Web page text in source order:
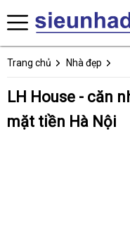
Trang chủ Nhà đẹp
LH House - căn nhà có giá trị 6 tỷ nằm trên
mặt tiền Hà Nội